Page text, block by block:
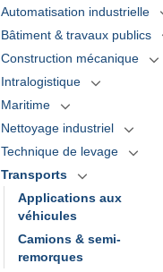
Automatisation industrielle
Bâtiment & travaux publics
Construction mécanique
Intralogistique
Maritime
Nettoyage industriel
Technique de levage
Transports
Applications aux
véhicules
Camions & semi-
remorques